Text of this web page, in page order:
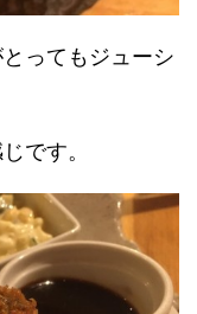
ってもジューシ
です。